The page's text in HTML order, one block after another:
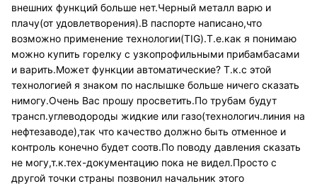
внешних функций больше нет.Черный металл варю и
плачу(от удовлетворения).В паспорте написано,что
возможно применение технологии(TIG).Т.е.как я понимаю
можно купить горелку с узкопрофильными прибамбасами
и варить.Может функции автоматические? Т.к.с этой
технологией я знаком по наслышке больше ничего сказать
нимогу.Очень Вас прошу просветить.По трубам будут
трансп.углеводороды жидкие или газо(технологич.линия на
нефтезаводе),так что качество должно быть отменное и
контроль конечно будет соотв.По поводу давления сказать
не могу,т.к.тех-документацию пока не видел.Просто с
другой точки страны позвонил начальник этого